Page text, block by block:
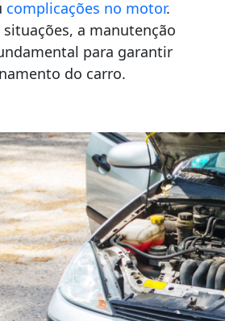
complicações no motor.
a manutenção
para garantir
do carro.